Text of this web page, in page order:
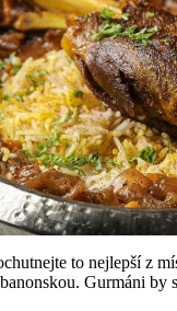
to nejlepší z
Gurmáni